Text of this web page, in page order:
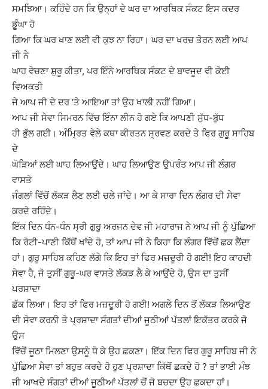
ਸਮਝਿਆ। ਕਹਿੰਦੇ ਹਨ ਕਿ ਉਨ੍ਹਾਂ ਦੇ ਘਰ ਦਾ ਆਰਥਿਕ ਸੰਕਟ ਇਸ ਕਦਰ
ਡੂੰਘਾ ਹੋ
ਗਿਆ ਕਿ ਘਰ ਖਾਣ ਲਈ ਵੀ ਕੁਝ ਨਾ ਰਿਹਾ। ਘਰ ਦਾ ਖਰਚ ਤੋਰਨ ਲਈ ਆਪ
ਜੀ ਨੇ
ਘਾਹ ਵੇਚਣਾ ਸ਼ੁਰੂ ਕੀਤਾ, ਪਰ ਇੰਨੇ ਆਰਥਿਕ ਸੰਕਟ ਦੇ ਬਾਵਜੂਦ ਵੀ ਕੋਈ
ਵਿਅਕਤੀ
ਜੇ ਆਪ ਜੀ ਦੇ ਦਰ ‘ਤੇ ਆਇਆ ਤਾਂ ਉਹ ਖਾਲੀ ਨਹੀਂ ਗਿਆ।
ਆਪ ਜੀ ਸੇਵਾ ਸਿਮਰਨ ਵਿੱਚ ਇੰਨਾ ਲੀਨ ਹੋ ਗਏ ਕਿ ਆਪਣੀ ਸੁੱਧ-ਬੁੱਧ
ਹੀ ਭੁੱਲ ਗਈ। ਅੰਮ੍ਰਿਤ ਵੇਲੇ ਕਥਾ ਕੀਰਤਨ ਸ੍ਰਵਣ ਕਰਦੇ ਤੇ ਫਿਰ ਗੁਰੂ ਸਾਹਿਬ
ਦੇ
ਘੋੜਿਆਂ ਲਈ ਘਾਹ ਲਿਆਉਂਦੇ। ਘਾਹ ਲਿਆਉਣ ਉਪਰੰਤ ਆਪ ਜੀ ਲੰਗਰ
ਵਾਸਤੇ
ਜੰਗਲਾਂ ਵਿੱਚੋਂ ਲੱਕੜ ਲੈਣ ਲਈ ਚਲੇ ਜਾਂਦੇ। ਆ ਕੇ ਸਾਰਾ ਦਿਨ ਲੰਗਰ ਦੀ ਸੇਵਾ
ਕਰਦੇ ਰਹਿੰਦੇ।
ਇੱਕ ਦਿਨ ਧੰਨ-ਧੰਨ ਸ੍ਰੀ ਗੁਰੂ ਅਰਜਨ ਦੇਵ ਜੀ ਮਹਾਰਾਜ ਨੇ ਆਪ ਜੀ ਨੂੰ ਪੁੱਛਿਆ
ਕਿ ਰੋਟੀ-ਪਾਣੀ ਕਿੱਥੋਂ ਖਾਂਦੇ ਹੋ, ਤਾਂ ਆਪ ਜੀ ਨੇ ਕਿਹਾ ਕਿ ਲੰਗਰ ਵਿੱਚੋਂ ਛਕ ਲੈਂਦਾ
ਹਾਂ। ਗੁਰੂ ਸਾਹਿਬ ਕਹਿਣ ਲੱਗੇ ਕਿ ਇਹ ਤਾਂ ਫਿਰ ਮਜ਼ਦੂਰੀ ਹੋ ਗਈ! ਇਹ ਕਾਹਦੀ
ਸੇਵਾ ਹੈ, ਜੋ ਤੁਸੀਂ ਗੁਰੂ-ਘਰ ਵਾਸਤੇ ਲੱਕੜ ਲੈ ਕੇ ਆਉਂਦੇ ਹੋ, ਉਸ ਦਾ ਤੁਸੀਂ
ਪਰਸ਼ਾਦਾ
ਛੱਕ ਲਿਆ। ਇਹ ਤਾਂ ਫਿਰ ਮਜ਼ਦੂਰੀ ਹੋ ਗਈ! ਅਗਲੇ ਦਿਨ ਤੋਂ ਲੱਕੜ ਲਿਆਉਣ
ਦੀ ਸੇਵਾ ਕਰਨੀ ਤੇ ਪ੍ਰਸ਼ਾਦਾ ਸੰਗਤਾਂ ਦੀਆਂ ਜੂਠੀਆਂ ਪੱਤਲਾਂ ਇਕੱਤਰ ਕਰਕੇ ਜੋ
ਉਸ
ਵਿੱਚੋਂ ਜੂਠਾ ਮਿਲਣਾ ਉਸਨੂੰ ਧੋ ਕੇ ਉਹ ਛਕਣਾ। ਇੱਕ ਦਿਨ ਫਿਰ ਗੁਰੂ ਸਾਹਿਬ ਜੀ ਨੇ
ਪੁੱਛਿਆ ਸੇਵਾ ਤਾਂ ਬਹੁਤ ਕਰਦੇ ਹੋ ਹੁਣ ਪ੍ਰਸ਼ਾਦਾ ਕਿੱਥੋਂ ਛਕਦੇ ਹੋ ? ਤਾਂ ਭਾਈ ਮੰਝ
ਜੀ ਆਖਦੇ ਸੰਗਤਾਂ ਦੀਆਂ ਜੂਠੀਆਂ ਪੱਤਲਾਂ ਚੋਂ ਜੋ ਬਚਦਾ ਉਹ ਛਕਦਾ ਹਾਂ।